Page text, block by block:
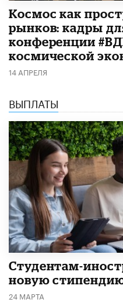
Космос как
рынков: кадры
конференции
космической
14 АПРЕЛЯ
ВЫПЛАТЫ
Студентам-
новую
24 МАРТА